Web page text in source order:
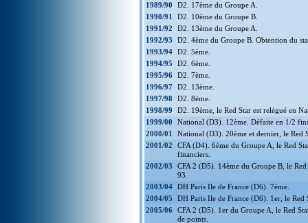
1989/90
D2. 17ème du Groupe A.
1990/91
D2. 10ème du Groupe B.
1991/92
D2. 13ème du Groupe A.
1992/93
D2. 4ème du Groupe B. Obtention du
1993/94 D2. 5ème.
1994/95
D2. 6ème.
1995/96 D2. 7ème.
1996/97 D2. 13ème.
1997/98
D2. 8ème.
1998/99
D2. 19ème, le Red Star est relégué en
1999/00
National (D3). 12ème. Défaite en 1/2
2000/01
National (D3). 20ème et dernier, le Red
2001/02
CFA (D4). 6ème du Groupe A, le Red
financiers.
2002/03
CFA 2 (D5). 14ème du Groupe B, le
93.
2003/04 DH Paris Ile de France (D6). 7ème.
2004/05
DH Paris Ile de France (D6). 1er, le Red
2005/06
CFA 2 (D5). 1er du Groupe A, le Red
de points.